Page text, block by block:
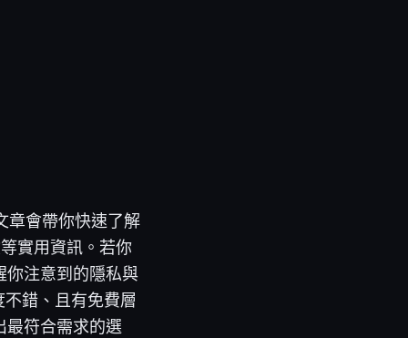
章會帶你快速了解
實用資訊。若你
你注意到的隱私與
錯、且有免費層
最符合需求的選